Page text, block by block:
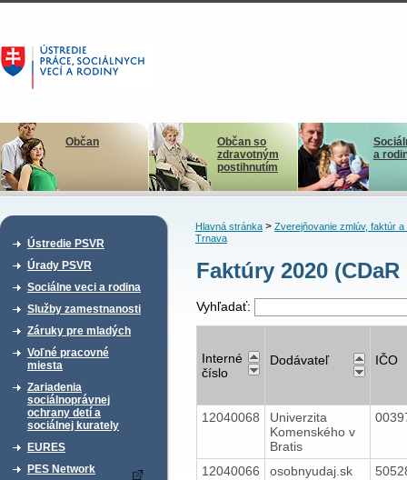
Občan
Občan so
zdravotným
postihnutím
a
Ústredie PSVR
Úrady PSVR
Sociálne veci a rodina
Služby zamestnanosti
Záruky pre mladých
Voľné pracovné
miesta
Zariadenia
sociálnoprávnej
ochrany detí a
sociálnej kurately
EURES
PES Network
Hlavná stránka> Zverejňovanie zmlúv, faktúr a
Trnava
Faktúry 2020
Vyhľadať:
Interné
číslo
Dodávateľ IČO
12040068
Univerzita
Komenského v
Bratis
12040066 osobnyudaj.sk